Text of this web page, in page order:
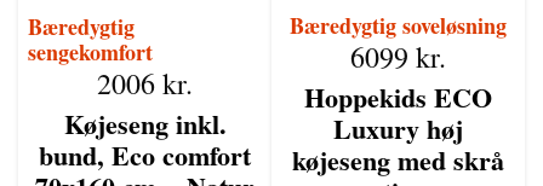
Bæredygtig
sengekomfort
Køjeseng inkl.
bund, Eco comfort
2006kr.
Bæredygtig soveløsning
Hoppekids ECO
Luxury høj
køjeseng med skrå
6099 kr.